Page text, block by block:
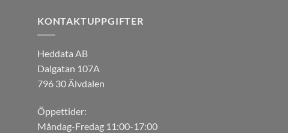
KONTAKTUPPGIFTER
Heddata AB
Dalgatan 107A
796 30 Älvdalen
Öppettider:
Måndag-Fredag 11:00-17:00